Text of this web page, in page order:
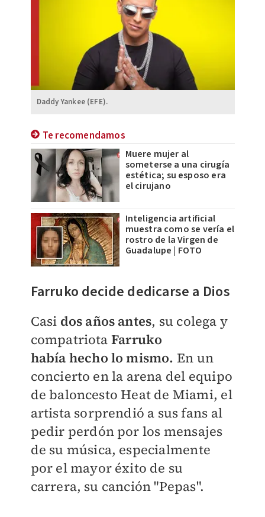
Daddy Yankee (EFE).
Te recomendamos
Muere mujer al
someterse a una cirugía
estética; su esposo era
el cirujano
Inteligencia artificial
muestra como se vería el
rostro de la Virgen de
Guadalupe | FOTO
Farruko decide dedicarse a Dios
Casi dos años antes, su colega y
compatriota Farruko
había hecho lo mismo. En un
concierto en la arena del equipo
de baloncesto Heat de Miami, el
artista sorprendió a sus fans al
pedir perdón por los mensajes
de su música, especialmente
por el mayor éxito de su
carrera, su canción "Pepas".